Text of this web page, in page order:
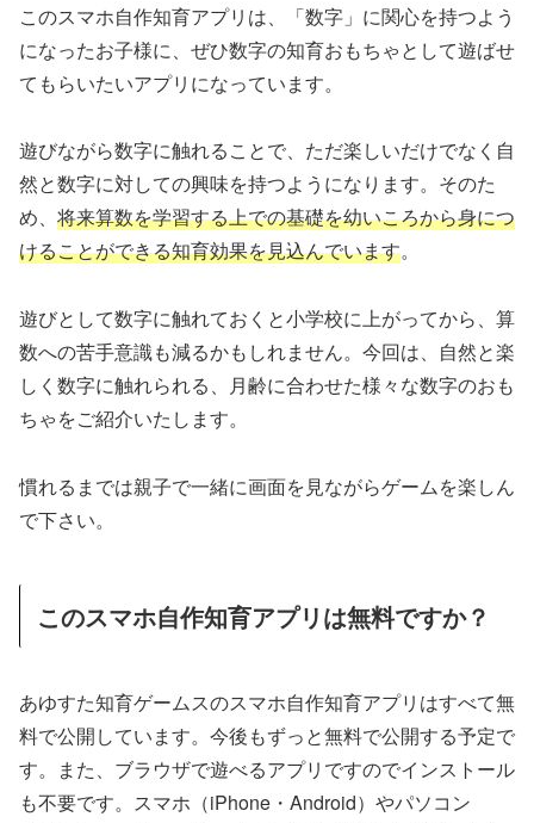
このスマホ自作知育アプリは、「数字」に関心を持つよう
になったお子様に、ぜひ数字の知育おもちゃとして遊ばせ
てもらいたいアプリになっています。
遊びながら数字に触れることで、ただ楽しいだけでなく自
然と数字に対しての興味を持つようになります。そのた
め、 将来算数を学習する上での基礎を幼いころから身につ
けることができる知育効果を見込んでいます。
遊びとして数字に触れておくと小学校に上がってから、算
数への苦手意識も減るかもしれません。今回は、自然と楽
しく数字に触れられる、月齢に合わせた様々な数字のおも
ちゃをご紹介いたします。
慣れるまでは親子で一緒に画面を見ながらゲームを楽しん
で下さい。
このスマホ自作知育アプリは無料ですか？
あゆすた知育ゲームスのスマホ自作知育アプリはすべて無
料で公開しています。今後もずっと無料で公開する予定で
す。また、ブラウザで遊べるアプリですのでインストール
も不要です。スマホ（iPhone・Android）やパソコン